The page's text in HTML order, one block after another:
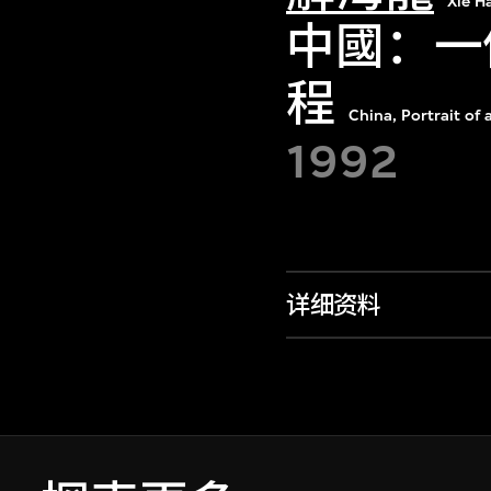
中國：
程
China, Portrait of
1992
详细资料